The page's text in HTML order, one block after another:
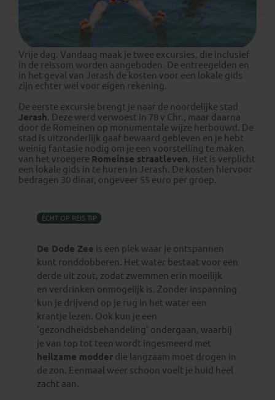
Vrije dag. Vandaag maak je twee excursies, die inclusief
in de reissom worden aangeboden. De entreegelden en
in het geval van Jerash de kosten voor een lokale gids
zijn echter wel voor eigen rekening.
De eerste excursie brengt je naar de noordelijke stad
Jerash. Deze werd verwoest in 78 v Chr., maar daarna
door de Romeinen op monumentale wijze herbouwd. De
stad is uitzonderlijk gaaf bewaard gebleven en je hebt
weinig fantasie nodig om je een voorstelling te maken
van het vroegere Romeinse straatleven. Het is verplicht
een lokale gids in te huren in Jerash. De kosten hiervoor
bedragen 30 dinar, ongeveer 55 euro per groep.
ÉCHT OP REIS TIP
De Dode Zee is een plek waar je ontspannen
kunt ronddobberen. Het water bestaat voor een
derde uit zout, zodat zwemmen erin moeilijk
en verdrinken onmogelijk is. Zonder inspanning
kun je drijvend op je rug in het water een
krantje lezen. Ook kun je een
'gezondheidsbehandeling' ondergaan, waarbij
je van top tot teen wordt ingesmeerd met
heilzame modder die langzaam moet drogen in
de zon. Eenmaal weer schoon voelt je huid heel
zacht aan.